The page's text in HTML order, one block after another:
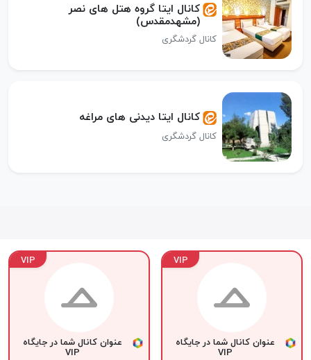
کانال ایتا گروه هتل های نصر
(مشهدمقدس)
کانال گردشگری
کانال ایتا دیدنی های مراغه
کانال گردشگری
VIP
عنوان کانال شما در جایگاه
VIP
VIP
عنوان کانال شما در جایگاه
VIP